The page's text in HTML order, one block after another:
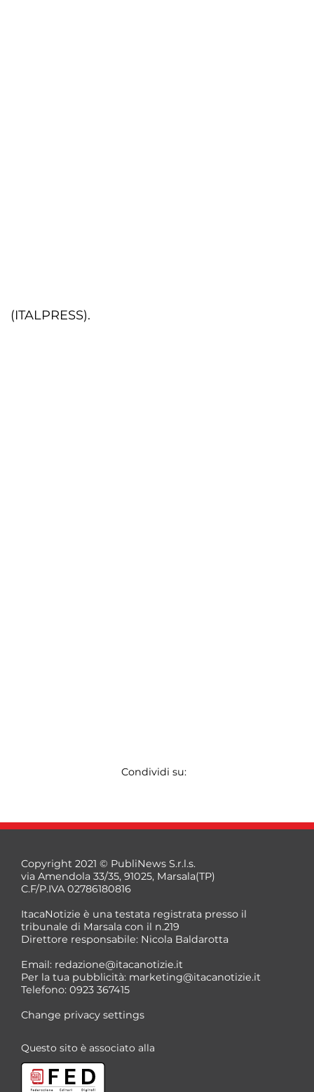
(ITALPRESS).
Condividi su:
Copyright 2021 © PubliNews S.r.l.s.
via Amendola 33/35, 91025, Marsala(TP)
C.F/P.IVA 02786180816
ItacaNotizie è una testata registrata presso il
tribunale di Marsala con il n.219
Direttore responsabile: Nicola Baldarotta
Email: redazione@itacanotizie.it
Per la tua pubblicità: marketing@itacanotizie.it
Telefono: 0923 367415
Change privacy settings
Questo sito è associato alla